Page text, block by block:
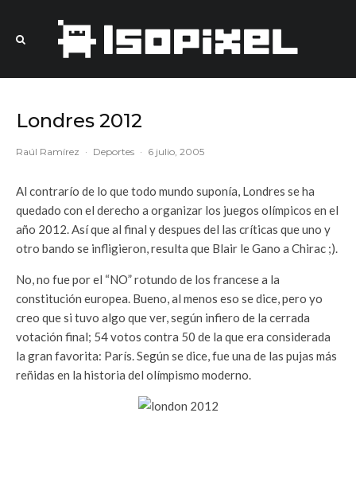
Londres 2012
Raúl Ramírez · Deportes · 6 julio, 2005
Al contrarío de lo que todo mundo suponía, Londres se ha
quedado con el derecho a organizar los juegos olímpicos en el
año 2012. Así que al final y despues del las críticas que uno y
otro bando se infligieron, resulta que Blair le Gano a Chirac ;).
No, no fue por el “NO” rotundo de los francese a la
constitución europea. Bueno, al menos eso se dice, pero yo
creo que si tuvo algo que ver, según infiero de la cerrada
votación final; 54 votos contra 50 de la que era considerada
la gran favorita: París. Según se dice, fue una de las pujas más
reñidas en la historia del olímpismo moderno.